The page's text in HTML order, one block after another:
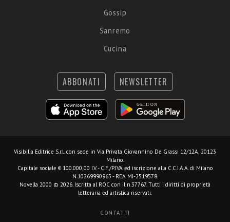
Gossip
Sanremo
Cucina
ABBONATI NEWSLETTER
Visibilia Editrice S.r.l. con sede in Via Privata Giovannino De Grassi 12/12A, 20123
Milano.
Capitale sociale € 100.000,00 I.V. - C.F./P.IVA ed iscrizione alla C.C.I.A.A. di Milano
N.10269990965 - REA MI-2519578.
Novella 2000 © 2026. Iscritta al ROC con il n.37767. Tutti i diritti di proprietà
letteraria ed artistica riservati.
CONTATTI